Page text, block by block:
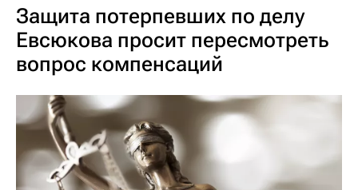
Защита потерпевших по делу
Евсюкова просит пересмотреть
вопрос компенсаций